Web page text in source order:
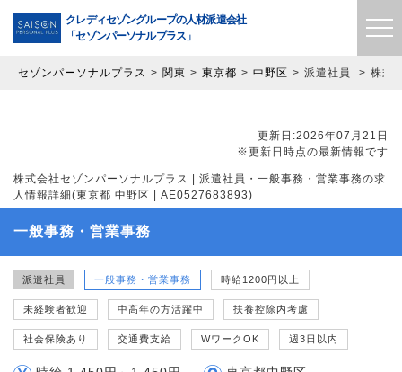
クレディセゾングループの人材派遣会社
「セゾンパーソナルプラス」
セゾンパーソナルプラス 関東 東京都 中野区 派遣社員 株式
更新日:2026年07月21日
※更新日時点の最新情報です
株式会社セゾンパーソナルプラス | 派遣社員・一般事務・営業事務の求
人情報詳細(東京都 中野区 | AE0527683893)
一般事務・営業事務
派遣社員 一般事務・営業事務 時給1200円以上
未経験者歓迎 中高年の方活躍中 扶養控除内考慮
社会保険あり 交通費支給 WワークOK 週3日以内